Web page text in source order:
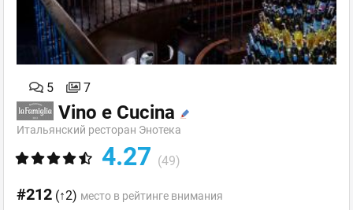
5 7
Vino e Cucina
Итальянский ресторан Энотека
4.27 (49)
#212 (↑2) место в рейтинге внимания